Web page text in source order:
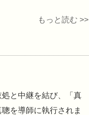
もっと読む >>
と中継を結び、「真
を導師に執行されま